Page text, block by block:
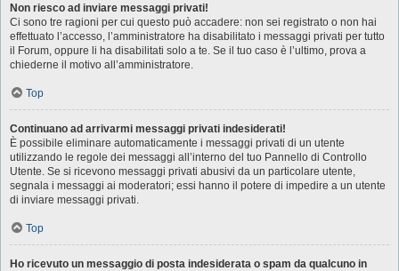
Non riesco ad inviare messaggi privati!
Ci sono tre ragioni per cui questo può accadere: non sei registrato o non hai
effettuato l’accesso, l’amministratore ha disabilitato i messaggi privati per tutto
il Forum, oppure li ha disabilitati solo a te. Se il tuo caso è l’ultimo, prova a
chiederne il motivo all’amministratore.
Top
Continuano ad arrivarmi messaggi privati indesiderati!
È possibile eliminare automaticamente i messaggi privati ​​di un utente
utilizzando le regole dei messaggi all’interno del tuo Pannello di Controllo
Utente. Se si ricevono messaggi privati ​​abusivi da un particolare utente,
segnala i messaggi ai moderatori; essi hanno il potere di impedire a un utente
di inviare messaggi privati​​.
Top
Ho ricevuto un messaggio di posta indesiderata o spam da qualcuno in